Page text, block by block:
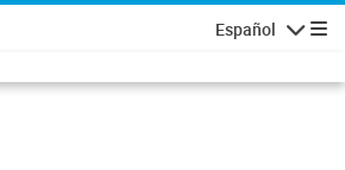
Español